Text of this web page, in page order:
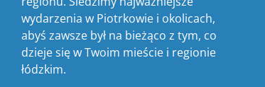
wydarzenia w Piotrkowie i okolicach,
abyś zawsze był na bieżąco z tym, co
dzieje się w Twoim mieście i regionie
łódzkim.